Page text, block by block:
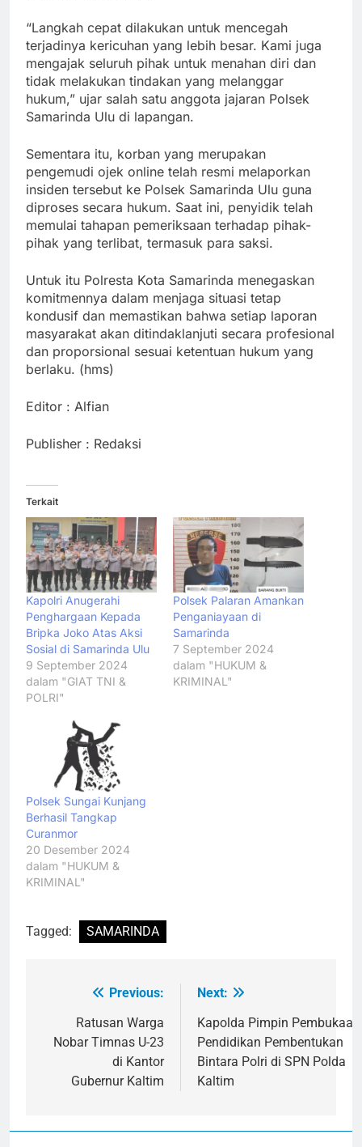
“Langkah cepat dilakukan untuk mencegah
terjadinya kericuhan yang lebih besar. Kami juga
mengajak seluruh pihak untuk menahan diri dan
tidak melakukan tindakan yang melanggar
hukum,” ujar salah satu anggota jajaran Polsek
Samarinda Ulu di lapangan.
Sementara itu, korban yang merupakan
pengemudi ojek online telah resmi melaporkan
insiden tersebut ke Polsek Samarinda Ulu guna
diproses secara hukum. Saat ini, penyidik telah
memulai tahapan pemeriksaan terhadap pihak-
pihak yang terlibat, termasuk para saksi.
Untuk itu Polresta Kota Samarinda menegaskan
komitmennya dalam menjaga situasi tetap
kondusif dan memastikan bahwa setiap laporan
masyarakat akan ditindaklanjuti secara profesional
dan proporsional sesuai ketentuan hukum yang
berlaku. (hms)
Editor : Alfian
Publisher : Redaksi
Terkait
Kapolri Anugerahi
Penghargaan Kepada
Bripka Joko Atas Aksi
Sosial di Samarinda Ulu
9 September 2024
dalam "GIAT TNI &
POLRI"
Polsek Palaran Amankan
Penganiayaan di
Samarinda
7 September 2024
dalam "HUKUM &
KRIMINAL"
Polsek Sungai Kunjang
Berhasil Tangkap
Curanmor
20 Desember 2024
dalam "HUKUM &
KRIMINAL"
Tagged: SAMARINDA
NavigasiPrevious:
Ratusan Warga
Nobar Timnas U-23
di Kantor
Gubernur Kaltim
Next:
Kapolda Pimpin Pembukaan
Pendidikan Pembentukan
Bintara Polri di SPN Polda
Kaltim